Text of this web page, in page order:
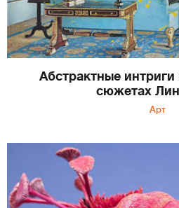
Абстрактные
сюжетах
Арт